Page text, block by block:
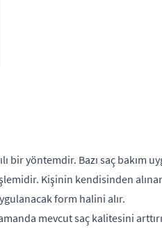
yöntemdir. Bazı saç bakım
Kişinin kendisinden
form halini alır.
mevcut saç kalitesini